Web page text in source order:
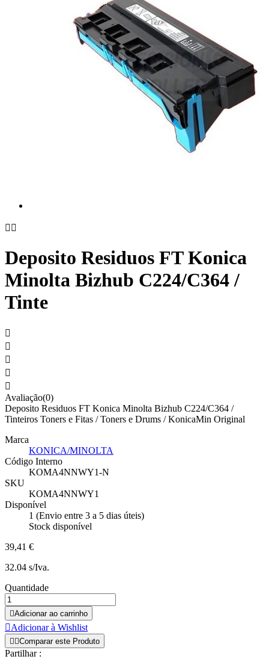
 
Deposito Residuos FT Konica
Minolta Bizhub C224/C364 /
Tinte





Avaliação(0)
Deposito Residuos FT Konica Minolta Bizhub C224/C364 /
Tinteiros Toners e Fitas / Toners e Drums / KonicaMin Original
Marca
KONICA/MINOLTA
Código Interno
KOMA4NNWY1-N
SKU
KOMA4NNWY1
Disponível
1 (Envio entre 3 a 5 dias úteis)
Stock disponível
39,41 €
32.04 s/Iva.
Quantidade
Adicionar ao carrinho
Adicionar à Wishlist
 Comparar este Produto
Partilhar :